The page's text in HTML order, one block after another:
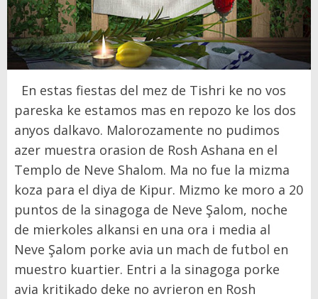
En estas fiestas del mez de Tishri ke no vos
pareska ke estamos mas en repozo ke los dos
anyos dalkavo. Malorozamente no pudimos
azer muestra orasion de Rosh Ashana en el
Templo de Neve Shalom. Ma no fue la mizma
koza para el diya de Kipur. Mizmo ke moro a 20
puntos de la sinagoga de Neve Şalom, noche
de mierkoles alkansi en una ora i media al
Neve Şalom porke avia un mach de futbol en
muestro kuartier. Entri a la sinagoga porke
avia kritikado deke no avrieron en Rosh